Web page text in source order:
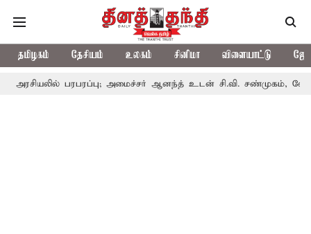
தமிழகம் தேசியம் உலகம் சினிமா விளையாட்டு
பரபரப்பு; அமைச்சர் ஆனந்த் உடன் சி.வி. சண்முகம், வேலுமணி